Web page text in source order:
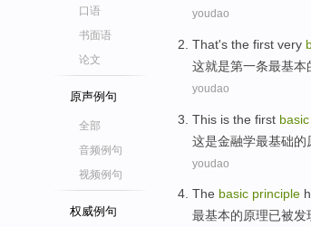
口语
书面语
论文
原声例句
全部
音频例句
视频例句
权威例句
youdao
That's the first very
这就是第一条最基本
youdao
This is the first basic
这是金融学最基础的
youdao
The basic principle
最基本的原理已被发